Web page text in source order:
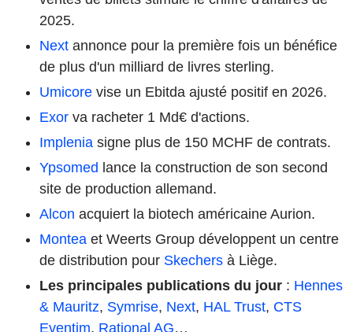
2025.
Next annonce pour la première fois un bénéfice
de plus d'un milliard de livres sterling.
Umicore vise un Ebitda ajusté positif en 2026.
Exor va racheter 1 Md€ d'actions.
Implenia signe plus de 150 MCHF de contrats.
Ypsomed lance la construction de son second
site de production allemand.
Alcon acquiert la biotech américaine Aurion.
Montea et Weerts Group développent un centre
de distribution pour Skechers à Liège.
Les principales publications du jour : Hennes
& Mauritz, Symrise, Next, HAL Trust, CTS
Eventim, Rational AG…